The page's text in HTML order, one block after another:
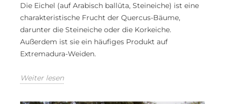
Die Eichel (auf Arabisch ballūta, Steineiche) ist eine
charakteristische Frucht der Quercus-Bäume,
darunter die Steineiche oder die Korkeiche.
Außerdem ist sie ein häufiges Produkt auf
Extremadura-Weiden.
Weiter lesen